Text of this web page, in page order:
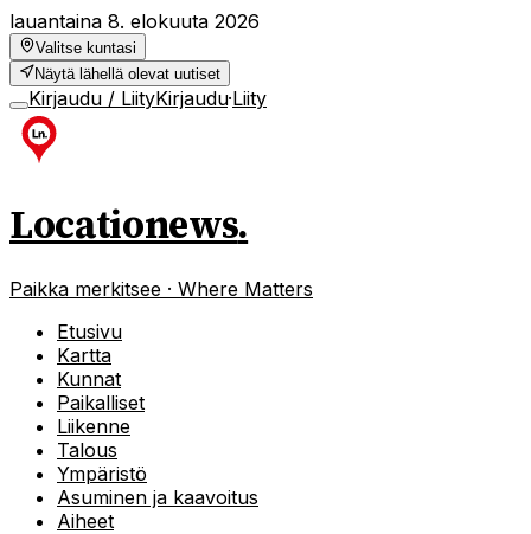
lauantaina 8. elokuuta 2026
Valitse kuntasi
Näytä lähellä olevat uutiset
Kirjaudu / LiityKirjaudu·Liity
Locationews.
Paikka merkitsee · Where Matters
Etusivu
Kartta
Kunnat
Paikalliset
Liikenne
Talous
Ympäristö
Asuminen ja kaavoitus
Aiheet